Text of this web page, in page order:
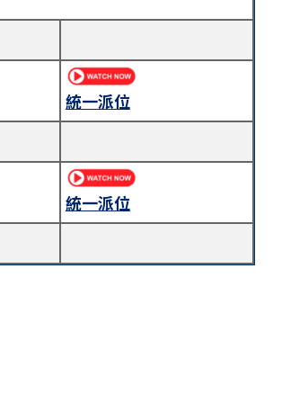
統一派位
統一派位